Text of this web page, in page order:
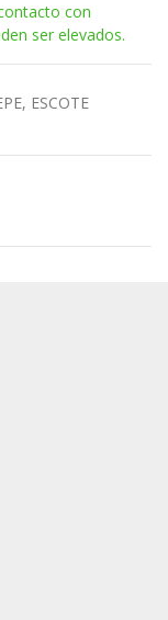
con
ser elevados.
ESCOTE